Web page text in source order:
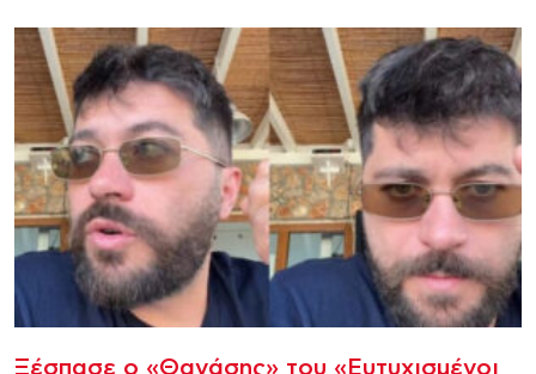
Ξέσπασε ο «Θανάσης» του «Ευτυχισμένοι